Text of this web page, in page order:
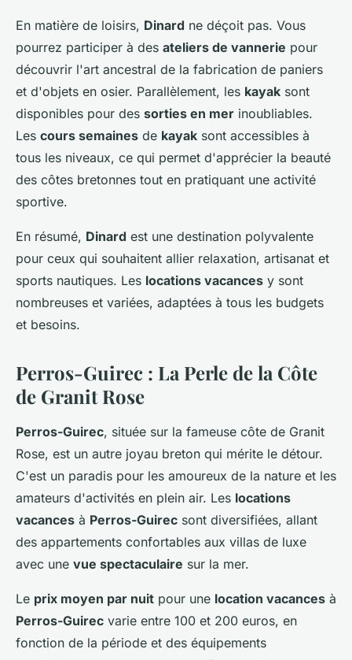
En matière de loisirs, Dinard ne déçoit pas. Vous
pourrez participer à des ateliers de vannerie pour
découvrir l'art ancestral de la fabrication de paniers
et d'objets en osier. Parallèlement, les kayak sont
disponibles pour des sorties en mer inoubliables.
Les cours semaines de kayak sont accessibles à
tous les niveaux, ce qui permet d'apprécier la beauté
des côtes bretonnes tout en pratiquant une activité
sportive.
En résumé, Dinard est une destination polyvalente
pour ceux qui souhaitent allier relaxation, artisanat et
sports nautiques. Les locations vacances y sont
nombreuses et variées, adaptées à tous les budgets
et besoins.
Perros-Guirec : La Perle de la Côte
de Granit Rose
Perros-Guirec, située sur la fameuse côte de Granit
Rose, est un autre joyau breton qui mérite le détour.
C'est un paradis pour les amoureux de la nature et les
amateurs d'activités en plein air. Les locations
vacances à Perros-Guirec sont diversifiées, allant
des appartements confortables aux villas de luxe
avec une vue spectaculaire sur la mer.
Le prix moyen par nuit pour une location vacances à
Perros-Guirec varie entre 100 et 200 euros, en
fonction de la période et des équipements